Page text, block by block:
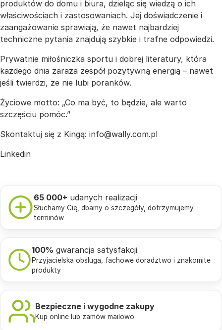
produktów do domu i biura, dzieląc się wiedzą o ich
właściwościach i zastosowaniach. Jej doświadczenie i
zaangażowanie sprawiają, że nawet najbardziej
techniczne pytania znajdują szybkie i trafne odpowiedzi.
Prywatnie miłośniczka sportu i dobrej literatury, która
każdego dnia zaraża zespół pozytywną energią – nawet
jeśli twierdzi, że nie lubi poranków.
Życiowe motto: „Co ma być, to będzie, ale warto
szczęściu pomóc.”
Skontaktuj się z Kingą: info@wally.com.pl
Linkedin
65 000+ udanych realizacji
Słuchamy Cię, dbamy o szczegóły, dotrzymujemy
terminów
100% gwarancja satysfakcji
Przyjacielska obsługa, fachowe doradztwo i znakomite
produkty
Bezpieczne i wygodne zakupy
Kup online lub zamów mailowo